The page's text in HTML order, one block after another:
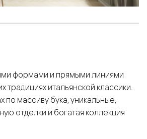
формами и прямыми линиями
традициях итальянской классики.
по массиву бука, уникальные,
отделки и богатая коллекция